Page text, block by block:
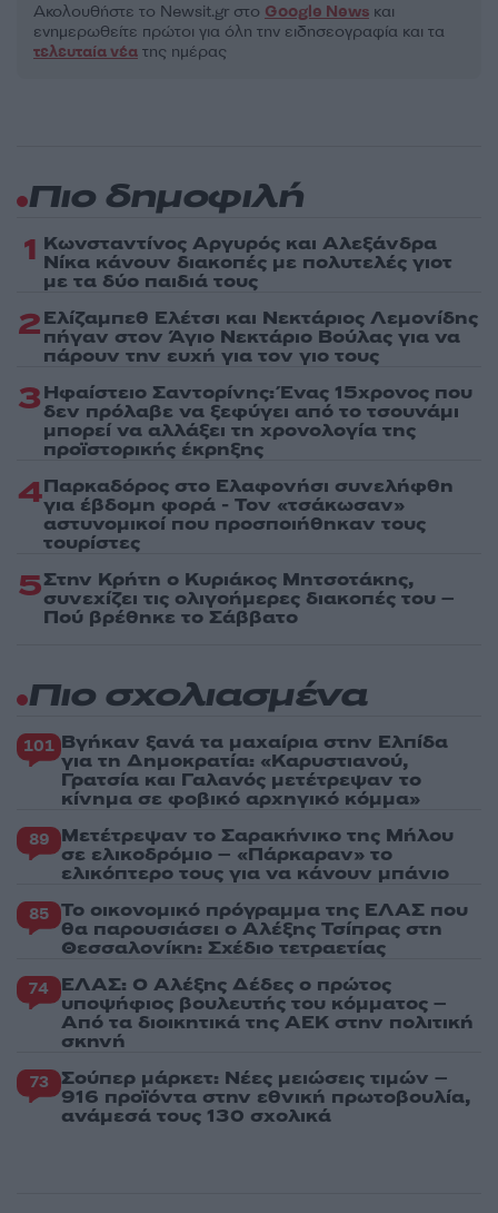
Ακολουθήστε το Νewsit.gr στο Google News και
ενημερωθείτε πρώτοι για όλη την ειδησεογραφία και τα
τελευταία νέα της ημέρας
Πιο δημοφιλή
1 Κωνσταντίνος Αργυρός και Αλεξάνδρα
Νίκα κάνουν διακοπές με πολυτελές γιοτ
με τα δύο παιδιά τους
2Ελίζαμπεθ Ελέτσι και Νεκτάριος Λεμονίδης
πήγαν στον Άγιο Νεκτάριο Βούλας για να
πάρουν την ευχή για τον γιο τους
3Ηφαίστειο Σαντορίνης: Ένας 15χρονος που
δεν πρόλαβε να ξεφύγει από το τσουνάμι
μπορεί να αλλάξει τη χρονολογία της
προϊστορικής έκρηξης
4Παρκαδόρος στο Ελαφονήσι συνελήφθη
για έβδομη φορά - Τον «τσάκωσαν»
αστυνομικοί που προσποιήθηκαν τους
τουρίστες
5Στην Κρήτη ο Κυριάκος Μητσοτάκης,
συνεχίζει τις ολιγοήμερες διακοπές του –
Πού βρέθηκε το Σάββατο
Πιο σχολιασμένα
101 Βγήκαν ξανά τα μαχαίρια στην Ελπίδα
για τη Δημοκρατία: «Καρυστιανού,
Γρατσία και Γαλανός μετέτρεψαν το
κίνημα σε φοβικό αρχηγικό κόμμα»
89 Μετέτρεψαν το Σαρακήνικο της Μήλου
σε ελικοδρόμιο – «Πάρκαραν» το
ελικόπτερο τους για να κάνουν μπάνιο
85 Το οικονομικό πρόγραμμα της ΕΛΑΣ που
θα παρουσιάσει ο Αλέξης Τσίπρας στη
Θεσσαλονίκη: Σχέδιο τετραετίας
74 ΕΛΑΣ: Ο Αλέξης Δέδες ο πρώτος
υποψήφιος βουλευτής του κόμματος –
Από τα διοικητικά της ΑΕΚ στην πολιτική
σκηνή
73 Σούπερ μάρκετ: Νέες μειώσεις τιμών –
916 προϊόντα στην εθνική πρωτοβουλία,
ανάμεσά τους 130 σχολικά